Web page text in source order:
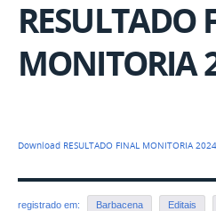
RESULTADO
MONITORIA
Download RESULTADO FINAL MONITORIA
registrado em: Barbacena Editais